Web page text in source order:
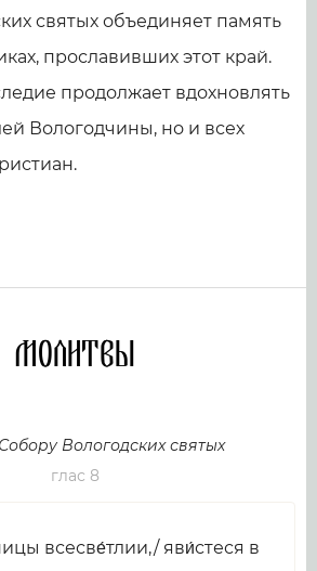
святых объединяет память
прославивших этот край.
продолжает вдохновлять
Вологодчины, но и всех
Молитвы
Вологодских святых
глас 8
всесве́тлии,/ яви́стеся в